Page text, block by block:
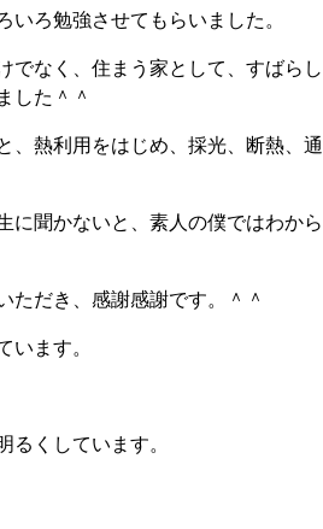
いろ勉強させてもらいました。
でなく、住まう家として、すばらし
した＾＾
、熱利用をはじめ、採光、断熱、通
に聞かないと、素人の僕ではわから
ただき、感謝感謝です。＾＾
います。
るくしています。